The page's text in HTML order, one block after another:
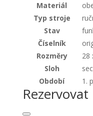
Materiál
Typ stroje
Stav
Číselník
Rozměry
28
Sloh
Období
1.
Rezervovat